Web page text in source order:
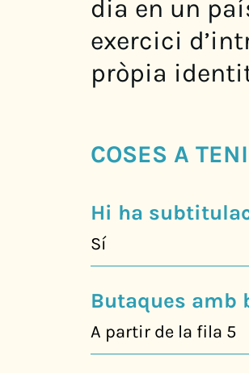
dia en un
exercici
pròpia
COSES A
Hi ha
Sí
Butaques
A partir de la fila 5